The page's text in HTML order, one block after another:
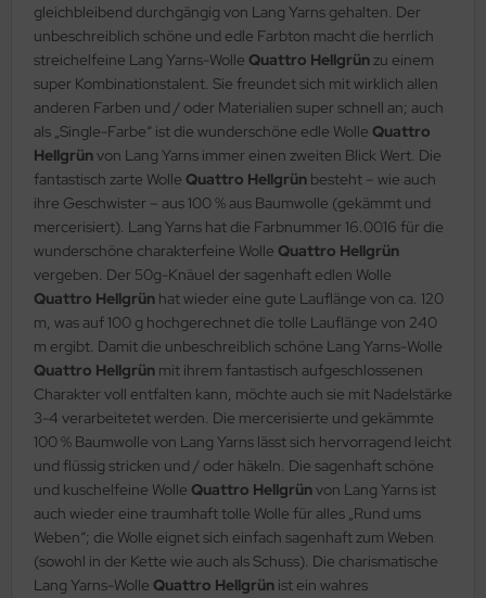
gleichbleibend durchgängig von Lang Yarns gehalten. Der
unbeschreiblich schöne und edle Farbton macht die herrlich
streichelfeine Lang Yarns-Wolle Quattro Hellgrünzu einem
super Kombinationstalent. Sie freundet sich mit wirklich allen
anderen Farben und / oder Materialien super schnell an; auch
als „Single-Farbe“ ist die wunderschöne edle Wolle Quattro
Hellgrünvon Lang Yarns immer einen zweiten Blick Wert. Die
fantastisch zarte Wolle Quattro Hellgrün besteht – wie auch
ihre Geschwister – aus 100 % aus Baumwolle (gekämmt und
mercerisiert). Lang Yarns hat die Farbnummer 16.0016 für die
wunderschöne charakterfeine Wolle Quattro Hellgrün
vergeben. Der 50g-Knäuel der sagenhaft edlen Wolle
Quattro Hellgrün hat wieder eine gute Lauflänge von ca. 120
m, was auf 100 g hochgerechnet die tolle Lauflänge von 240
m ergibt. Damit die unbeschreiblich schöne Lang Yarns-Wolle
Quattro Hellgrün mit ihrem fantastisch aufgeschlossenen
Charakter voll entfalten kann, möchte auch sie mit Nadelstärke
3-4 verarbeitetet werden. Die mercerisierte und gekämmte
100 % Baumwolle von Lang Yarns lässt sich hervorragend leicht
und flüssig stricken und / oder häkeln. Die sagenhaft schöne
und kuschelfeine Wolle Quattro Hellgrünvon Lang Yarns ist
auch wieder eine traumhaft tolle Wolle für alles „Rund ums
Weben“; die Wolle eignet sich einfach sagenhaft zum Weben
(sowohl in der Kette wie auch als Schuss). Die charismatische
Lang Yarns-Wolle Quattro Hellgrün ist ein wahres